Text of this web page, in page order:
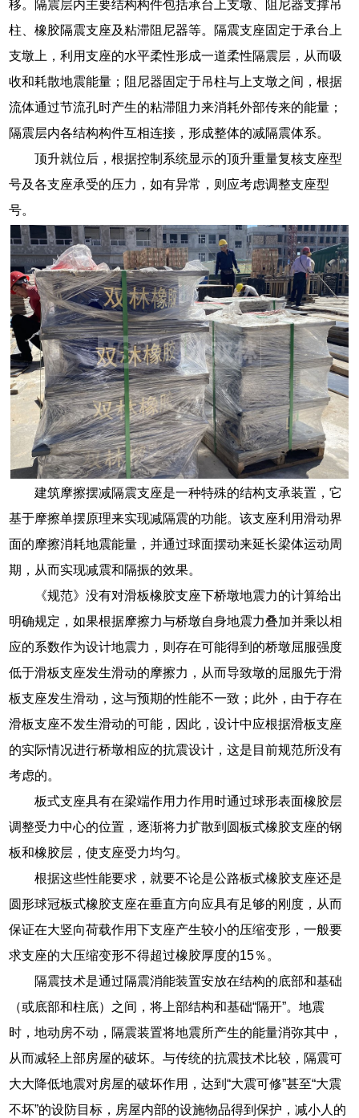
移。隔震层内主要结构构件包括承台上支墩、阻尼器支撑吊
柱、橡胶隔震支座及粘滞阻尼器等。隔震支座固定于承台上
支墩上，利用支座的水平柔性形成一道柔性隔震层，从而吸
收和耗散地震能量；阻尼器固定于吊柱与上支墩之间，根据
流体通过节流孔时产生的粘滞阻力来消耗外部传来的能量；
隔震层内各结构构件互相连接，形成整体的减隔震体系。
顶升就位后，根据控制系统显示的顶升重量复核支座型
号及各支座承受的压力，如有异常，则应考虑调整支座型
号。
建筑摩擦摆减隔震支座是一种特殊的结构支承装置，它
基于摩擦单摆原理来实现减隔震的功能。该支座利用滑动界
面的摩擦消耗地震能量，并通过球面摆动来延长梁体运动周
期，从而实现减震和隔振的效果。
《规范》没有对滑板橡胶支座下桥墩地震力的计算给出
明确规定，如果根据摩擦力与桥墩自身地震力叠加并乘以相
应的系数作为设计地震力，则存在可能得到的桥墩屈服强度
低于滑板支座发生滑动的摩擦力，从而导致墩的屈服先于滑
板支座发生滑动，这与预期的性能不一致；此外，由于存在
滑板支座不发生滑动的可能，因此，设计中应根据滑板支座
的实际情况进行桥墩相应的抗震设计，这是目前规范所没有
考虑的。
板式支座具有在梁端作用力作用时通过球形表面橡胶层
调整受力中心的位置，逐渐将力扩散到圆板式橡胶支座的钢
板和橡胶层，使支座受力均匀。
根据这些性能要求，就要不论是公路板式橡胶支座还是
圆形球冠板式橡胶支座在垂直方向应具有足够的刚度，从而
保证在大竖向荷载作用下支座产生较小的压缩变形，一般要
求支座的大压缩变形不得超过橡胶厚度的15％。
隔震技术是通过隔震消能装置安放在结构的底部和基础
（或底部和柱底）之间，将上部结构和基础“隔开”。地震
时，地动房不动，隔震装置将地震所产生的能量消弥其中，
从而减轻上部房屋的破坏。与传统的抗震技术比较，隔震可
大大降低地震对房屋的破坏作用，达到“大震可修”甚至“大震
不坏”的设防目标，房屋内部的设施物品得到保护，减小人的